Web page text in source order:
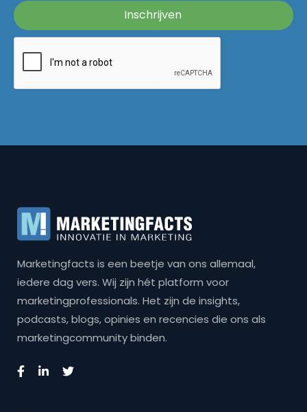
Marketingfacts is een beetje van ons allemaal,
iedere dag vers. Wij zijn hét platform voor
marketingprofessionals. Het zijn de insights,
podcasts, blogs, opinies en recencies die ons als
marketingcommunity binden.